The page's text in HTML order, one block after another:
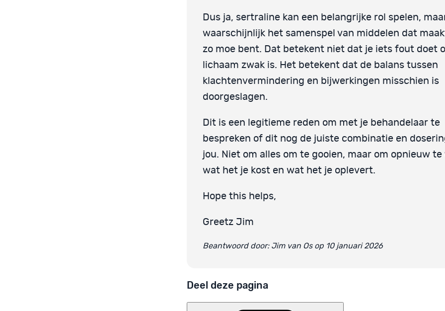
Dus ja, sertraline kan een belangrijke rol spelen,
waarschijnlijk het samenspel van middelen dat
zo moe bent. Dat betekent niet dat je iets fout doet
lichaam zwak is. Het betekent dat de balans tussen
klachtenvermindering en bijwerkingen misschien is
doorgeslagen.
Dit is een legitieme reden om met je behandelaar te
bespreken of dit nog de juiste combinatie en
jou. Niet om alles om te gooien, maar om opnieuw te
wat het je kost en wat het je oplevert.
Hope this helps,
Greetz Jim
Beantwoord door: Jim van Os op 10 januari 2026
Deel deze pagina